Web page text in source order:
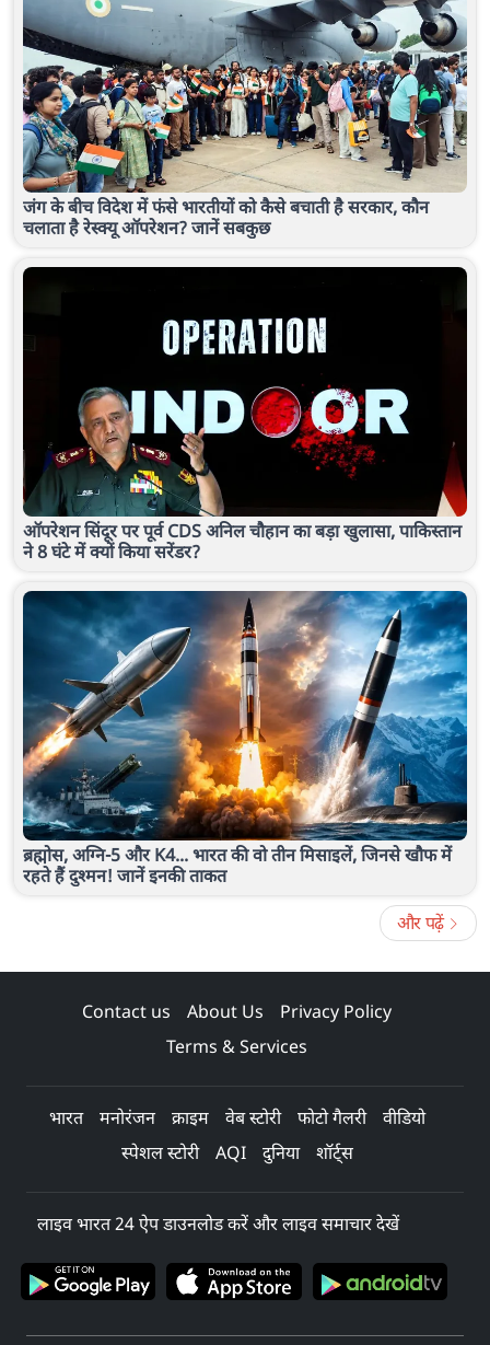
जंग के बीच विदेश में फंसे भारतीयों को कैसे बचाती है सरकार, कौन
चलाता है रेस्क्यू ऑपरेशन? जानें सबकुछ
ऑपरेशन सिंदूर पर पूर्व CDS अनिल चौहान का बड़ा खुलासा, पाकिस्तान
ने 8 घंटे में क्यों किया सरेंडर?
ब्रह्मोस, अग्नि-5 और K4... भारत की वो तीन मिसाइलें, जिनसे खौफ में
रहते हैं दुश्मन! जानें इनकी ताकत
और पढ़ें
Contact us About Us
Privacy Policy
Terms & Services
भारत मनोरंजन क्राइम वेब स्टोरी फोटो गैलरी
वीडियो
स्पेशल स्टोरी
AQI दुनिया शॉर्ट्स
लाइव भारत 24 ऐप डाउनलोड करें और लाइव समाचार देखें